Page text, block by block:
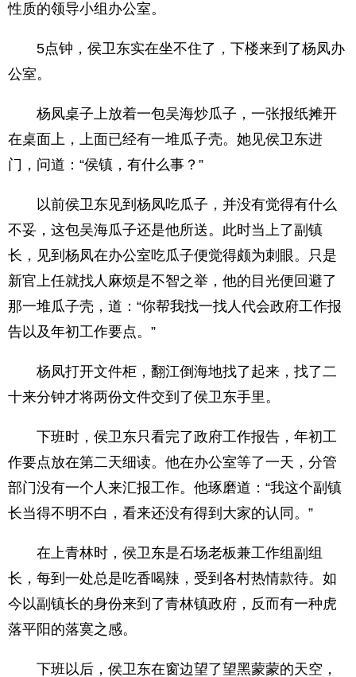
性质的领导小组办公室。
5点钟，侯卫东实在坐不住了，下楼来到了杨凤办
公室。
杨凤桌子上放着一包吴海炒瓜子，一张报纸摊开
在桌面上，上面已经有一堆瓜子壳。她见侯卫东进
门，问道：“侯镇，有什么事？”
以前侯卫东见到杨凤吃瓜子，并没有觉得有什么
不妥，这包吴海瓜子还是他所送。此时当上了副镇
长，见到杨凤在办公室吃瓜子便觉得颇为刺眼。只是
新官上任就找人麻烦是不智之举，他的目光便回避了
那一堆瓜子壳，道：“你帮我找一找人代会政府工作报
告以及年初工作要点。”
杨凤打开文件柜，翻江倒海地找了起来，找了二
十来分钟才将两份文件交到了侯卫东手里。
下班时，侯卫东只看完了政府工作报告，年初工
作要点放在第二天细读。他在办公室等了一天，分管
部门没有一个人来汇报工作。他琢磨道：“我这个副镇
长当得不明不白，看来还没有得到大家的认同。”
在上青林时，侯卫东是石场老板兼工作组副组
长，每到一处总是吃香喝辣，受到各村热情款待。如
今以副镇长的身份来到了青林镇政府，反而有一种虎
落平阳的落寞之感。
下班以后，侯卫东在窗边望了望黑蒙蒙的天空，